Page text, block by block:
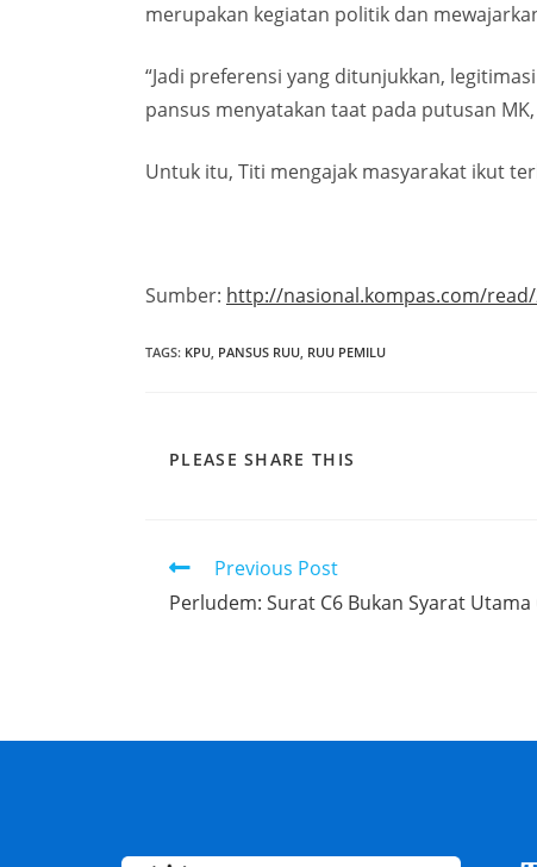
merupakan kegiatan politik dan
“Jadi preferensi yang ditunjukkan,
pansus menyatakan taat pada putusan
Untuk itu, Titi mengajak masyarakat ikut
Sumber: http://nasional.kompas.com/
TAGS: KPU, PANSUS RUU, RUU PEMILU
PLEASE SHARE THIS
Previous Post
Perludem: Surat C6 Bukan Syarat Utama